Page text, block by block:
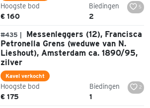
Hoogste bod
€ 160
Biedingen
2
5
#435 |
Messenleggers (12), Francisca
Petronella Grens (weduwe van N.
Lieshout), Amsterdam ca. 1890/95,
zilver
Kavel verkocht
Hoogste bod
€ 175
Biedingen
1
2